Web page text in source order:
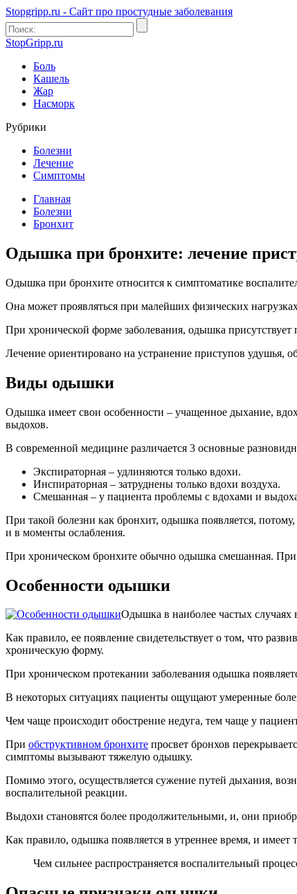
Stopgripp.ru - Cайт про простудные заболевания
StopGripp.ru
Боль
Кашель
Жар
Насморк
Рубрики
Болезни
Лечение
Симптомы
Главная
Болезни
Бронхит
Одышка при бронхите: лечение
Одышка при бронхите относится к симптоматике
Она может проявляться при малейших физических
При хронической форме заболевания, одышка
Лечение ориентировано на устранение приступов удушья,
Виды одышки
Одышка имеет свои особенности – учащенное дыхание,
выдохов.
В современной медицине различается 3 основные
Экспираторная – удлиняются только вдохи.
Инспираторная – затруднены только вдохи воздуха.
Смешанная – у пациента проблемы с вдохами и
При такой болезни как бронхит, одышка появляется,
и в моменты ослабления.
При хроническом бронхите обычно одышка смешанная. При
Особенности одышки
Одышка в наиболее частых случаях
Как правило, ее появление свидетельствует о том, что
хроническую форму.
При хроническом протекании заболевания одышка
В некоторых ситуациях пациенты ощущают умеренные
Чем чаще происходит обострение недуга, тем чаще у
При обструктивном бронхите просвет бронхов
симптомы вызывают тяжелую одышку.
Помимо этого, осуществляется сужение путей дыхания,
воспалительной реакции.
Выдохи становятся более продолжительными, и, они
Как правило, одышка появляется в утреннее время, и
Чем сильнее распространяется воспалительный